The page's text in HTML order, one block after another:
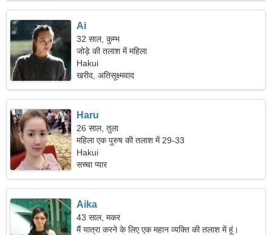
Ai
32 साल, कुम्भ
जोड़े की तलाश में महिला
Hakui
खरीद, अतिसूक्ष्मवाद
Haru
26 साल, तुला
महिला एक पुरुष की तलाश में 29-33
Hakui
सच्चा प्यार
Aika
43 साल, मकर
मैं यात्रा करने के लिए एक महान व्यक्ति की तलाश में हूं।